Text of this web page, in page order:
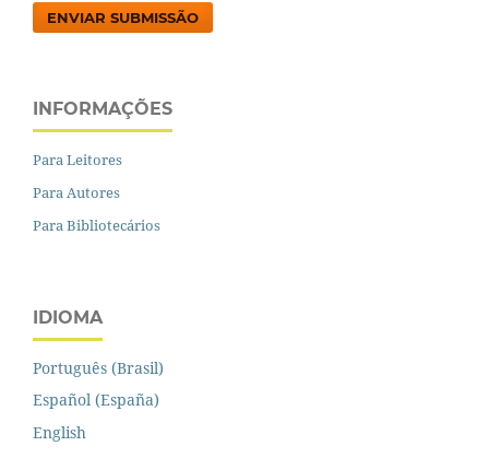
ENVIAR SUBMISSÃO
INFORMAÇÕES
Para Leitores
Para Autores
Para Bibliotecários
IDIOMA
Português (Brasil)
Español (España)
English